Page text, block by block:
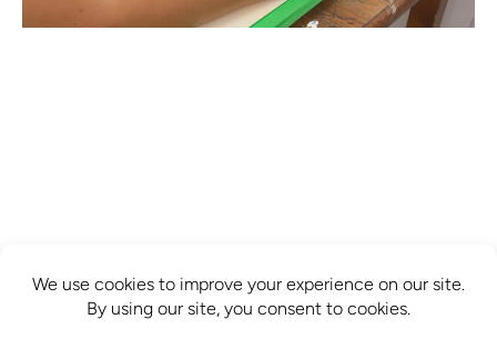
info@mcbridecontemporain.com